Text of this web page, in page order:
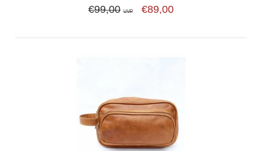
€99,00 UVP €89,00